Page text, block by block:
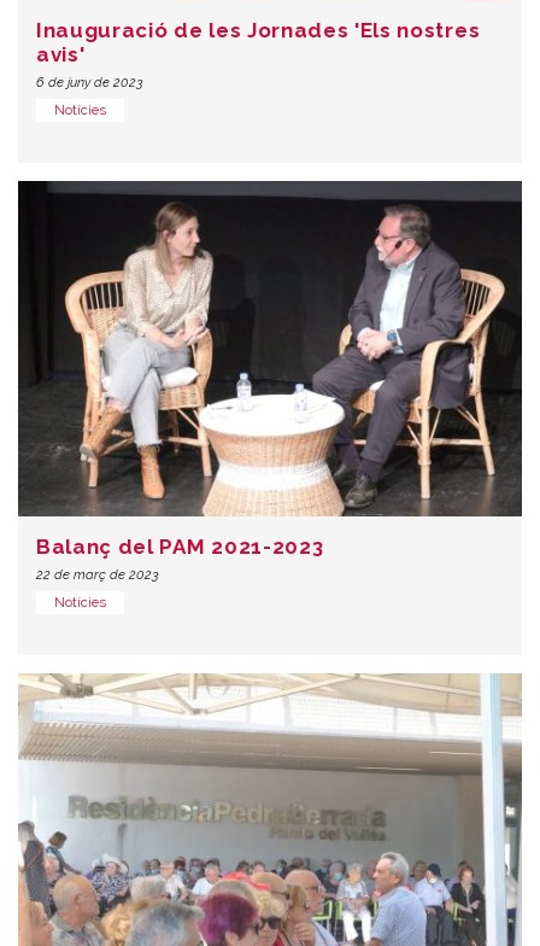
Inauguració de les Jornades 'Els nostres
avis'
6 de juny de 2023
Notícies
Balanç del PAM 2021-2023
22 de març de 2023
Notícies